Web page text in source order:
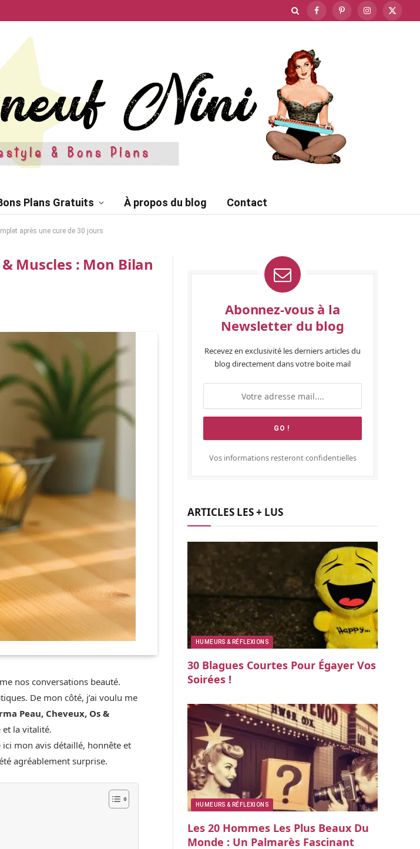
FacebookPinterestInstagram
X
Plans Gratuits À propos du blog Contact
après une cure de 30 jours
Muscles : Mon Bilan
nos conversations beauté.
De mon côté, j’ai voulu me
Peau, Cheveux, Os &
et la vitalité.
ici mon avis détaillé, honnête et
agréablement surprise.
Abonnez-vous à la
Newsletter du blog
Recevez en exclusivité les derniers articles du
blog directement dans votre boite mail
Vos informations resteront confidentielles
ARTICLES LES + LUS
HUMEURS & RÉFLEXIONS
30 Blagues Courtes Pour Égayer Vos
Soirées !
HUMEURS & RÉFLEXIONS
Les 20 Hommes Les Plus Beaux Du
Monde : Un Palmarès Fascinant